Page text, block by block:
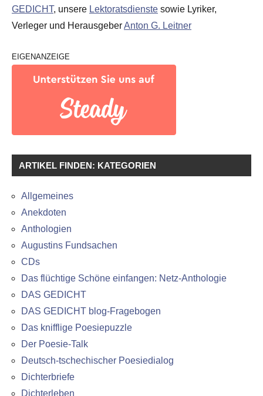
GEDICHT, unsere Lektoratsdienste sowie Lyriker,
Verleger und HerausgeberAnton G. Leitner
EIGENANZEIGE
ARTIKEL FINDEN: KATEGORIEN
Allgemeines
Anekdoten
Anthologien
Augustins Fundsachen
CDs
Das flüchtige Schöne einfangen: Netz-Anthologie
DAS GEDICHT
DAS GEDICHT blog-Fragebogen
Das knifflige Poesiepuzzle
Der Poesie-Talk
Deutsch-tschechischer Poesiedialog
Dichterbriefe
Dichterleben